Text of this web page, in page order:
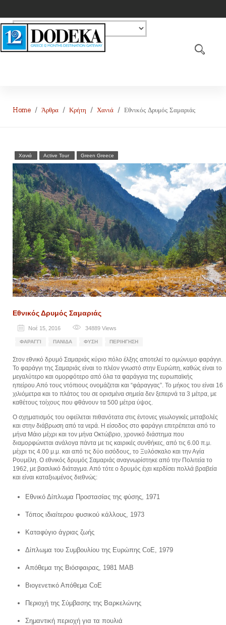
Home Άρθρα Κρήτη Χανιά Εθνικός Δρυμός Σαμαριάς
Χανιά Active Tour Green Greece
Εθνικός Δρυμός Σαμαριάς
Νοέ 15, 2016 34889 Views
ΦΑΡΆΓΓΙ ΠΑΝΊΔΑ ΦΎΣΗ ΠΕΡΙΉΓΗΣΗ
Στον εθνικό δρυμό Σαμαριάς κύριο πόλο έλξης αποτελεί το ομώνυμο φαράγγι.
Το φαράγγι της Σαμαριάς είναι το πλέον γνωστό στην Ευρώπη, καθώς είναι το
μεγαλύτερο και ομορφότερο από όλα τα φαράγγια της ευρωπαϊκής
ηπείρου.Από τους ντόπιους ονομάζεται και “φάραγγας”. Το μήκος του είναι 16
χιλιόμετρα και το πλάτος του σε ορισμένα σημεία δεν ξεπερνά τα 3 μέτρα, με
καθέτους τοίχους που φθάνουν τα 500 μέτρα ύψος.
Ο σχηματισμός του οφείλεται πιθανότατα στις έντονες γεωλογικές μεταβολές
και στην διάβρωση από τα νερά. Η είσοδος στο φαράγγι επιτρέπεται από το
μήνα Μάιο μέχρι και τον μήνα Οκτώβριο, χρονικό διάστημα που
διαμορφώνεται ανάλογα πάντα με τις καιρικές συνθήκες, από τις 6.00 π.μ.
μέχρι τις 4.00 μ.μ. και από τις δύο εισόδους, το Ξυλόσκαλο και την Αγία
Ρουμέλη. Ο εθνικός δρυμός Σαμαριάς αναγνωρίστηκε από την Πολιτεία το
1962, με βασιλικό διάταγμα. Από τότε ο δρυμός έχει κερδίσει πολλά βραβεία
και είναι καταξιωμένος διεθνώς:
Εθνικό Δίπλωμα Προστασίας της φύσης, 1971
Τόπος ιδιαίτερου φυσικού κάλλους, 1973
Καταφύγιο άγριας ζωής
Δίπλωμα του Συμβουλίου της Ευρώπης CoE, 1979
Απόθεμα της Βιόσφαιρας, 1981 ΜΑΒ
Βιογενετικό Απόθεμα CoE
Περιοχή της Σύμβασης της Βαρκελώνης
Σημαντική περιοχή για τα πουλιά